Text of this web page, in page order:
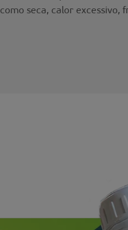
como seca, calor excessivo,